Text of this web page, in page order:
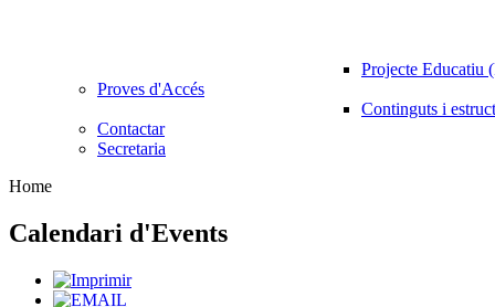
Projecte Educatiu
Proves d'Accés
Continguts i
Contactar
Secretaria
Home
Calendari d'Events